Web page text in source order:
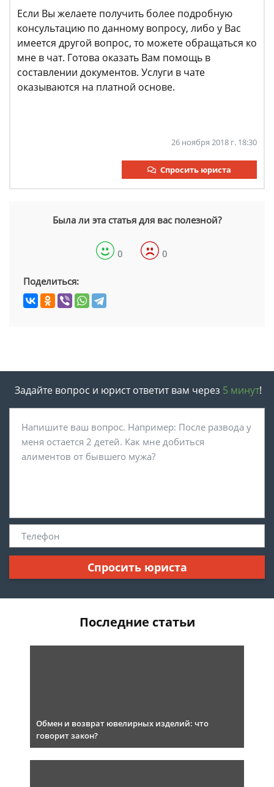
Если Вы желаете получить более подробную
консультацию по данному вопросу, либо у Вас
имеется другой вопрос, то можете обращаться ко
мне в чат. Готова оказать Вам помощь в
составлении документов. Услуги в чате
оказываются на платной основе.
26 ноября 2018 г. 18:30
Спросить юриста
Была ли эта статья для вас полезной?
0 0
Поделиться:
Задайте вопрос и юрист ответит вам через 5 минут!
Спросить юриста
Последние статьи
Обмен и возврат ювелирных изделий: что
говорит закон?